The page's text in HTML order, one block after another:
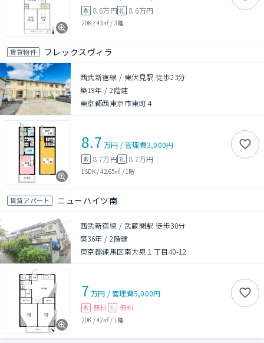
敷 8.6万円礼 8.6万円
2DK /43㎡/3階
賃貸物件 フレックスヴィラ
西武新宿線 / 東伏見駅 徒歩23分
築19年 /2階建
東京都西東京市東町４
8.7 万円 /管理費3,000円
敷 8.7万円礼 8.7万円
1SDK/42.65㎡ / 1階
賃貸アパート ニューハイツ南
西武新宿線 / 武蔵関駅 徒歩30分
築36年 /2階建
東京都練馬区南大泉１丁目40-12
7 万円 /管理費5,000円
敷 無料 礼 無料
2DK /42㎡/ 1階